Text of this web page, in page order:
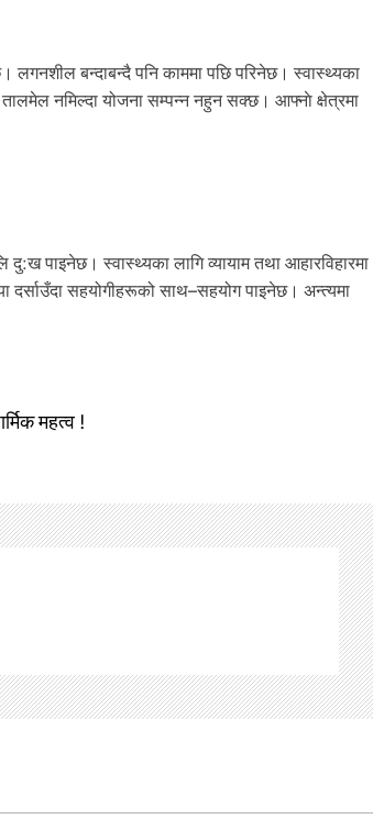
लगनशील बन्दाबन्दै पनि काममा पछि परिनेछ। स्वास्थ्यका
नमिल्दा योजना सम्पन्न नहुन सक्छ। आफ्नाे क्षेत्रमा
दु:ख पाइनेछ। स्वास्थ्यका लागि व्यायाम तथा आहारविहारमा
दर्साउँदा सहयोगीहरूको साथ–सहयोग पाइनेछ। अन्त्यमा
महत्व !